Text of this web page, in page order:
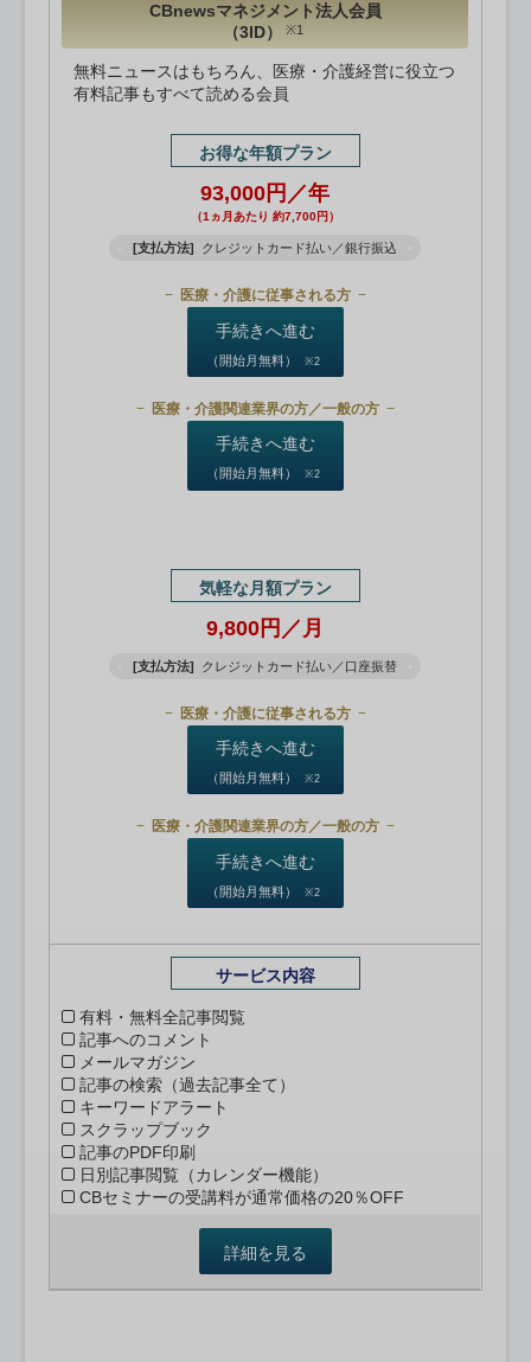
CBnewsマネジメント法人会員
（3ID）
※1
無料ニュースはもちろん、医療・介護経営に役立つ
有料記事もすべて読める会員
お得な年額プラン
93,000円／年
（1ヵ月あたり 約7,700円）
[支払方法] クレジットカード払い／銀行振込
医療・介護に従事される方
手続きへ進む
（開始月無料） ※2
医療・介護関連業界の方／一般の方
手続きへ進む
（開始月無料） ※2
気軽な月額プラン
9,800円／月
[支払方法] クレジットカード払い／口座振替
医療・介護に従事される方
手続きへ進む
（開始月無料） ※2
医療・介護関連業界の方／一般の方
手続きへ進む
（開始月無料） ※2
サービス内容
有料・無料全記事閲覧
記事へのコメント
メールマガジン
記事の検索（過去記事全て）
キーワードアラート
スクラップブック
記事のPDF印刷
日別記事閲覧（カレンダー機能）
CBセミナーの受講料が通常価格の20％OFF
詳細を見る